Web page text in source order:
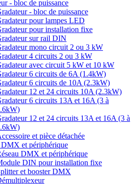
- bloc de puissance
- bloc de puissance
pour lampes LED
pour installation fixe
sur rail DIN
mono circuit 2 ou 3 kW
4 circuits 2 ou 3 kW
avec circuit 5 kW et 10 kW
6 circuits de 6A (1.4kW)
6 circuits de 10A (2.3kW)
12 et 24 circuits 10A (2.3kW)
6 circuits 13A et 16A (3 à
12 et 24 circuits 13A et 16A (3 à
et pièce détachée
DMX et périphérique
DMX et périphérique
DIN pour installation fixe
et booster DMX